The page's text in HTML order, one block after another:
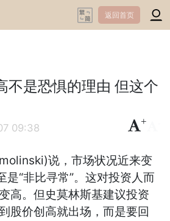
返回首页
不是恐惧的理由 但这个
09:38
+
说，市场状况近来变
是“非比寻常”。这对投资人而
高。但史莫林斯基建议投资
股价创高就出场，而是要回